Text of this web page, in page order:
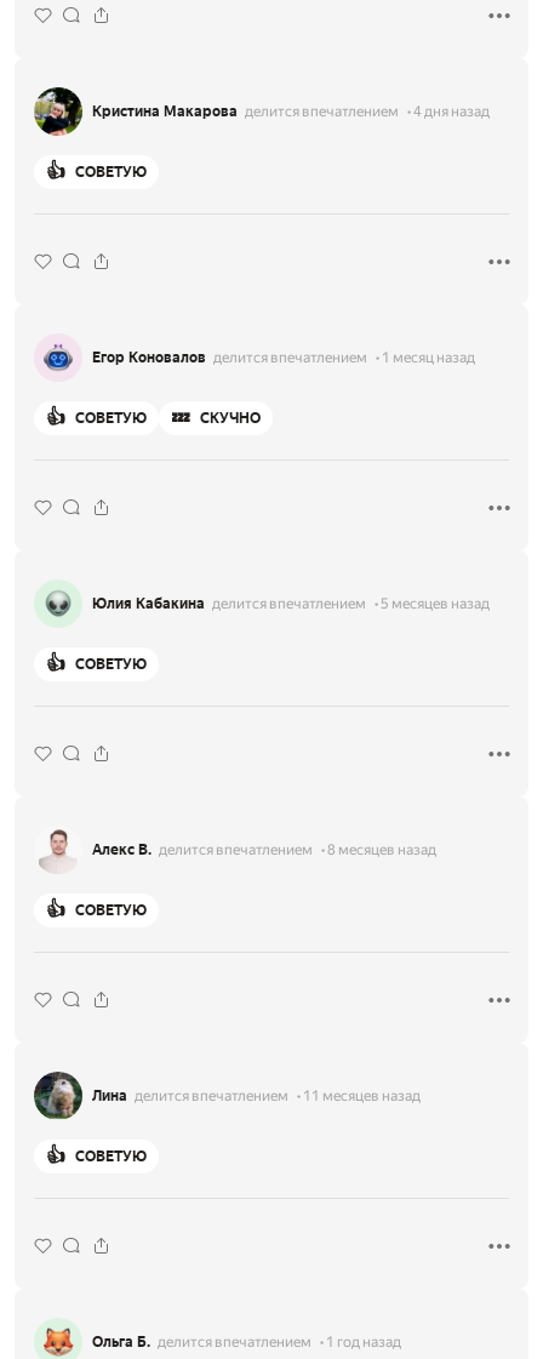
Кристина Макарова делится впечатлением 4 дня назад
👍 СОВЕТУЮ
Егор Коновалов делится впечатлением 1 месяц назад
👍 СОВЕТУЮ 💤 СКУЧНО
Юлия Кабакина делится впечатлением 5 месяцев назад
👍 СОВЕТУЮ
Алекс В. делится впечатлением 8 месяцев назад
👍 СОВЕТУЮ
Лина делится впечатлением 11 месяцев назад
👍 СОВЕТУЮ
Ольга Б. делится впечатлением 1 год назад